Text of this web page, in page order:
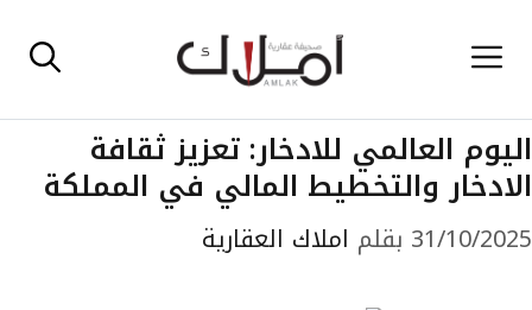
إلى القائمة
اليوم العالمي للادخار: تعزيز ثقافة
الادخار والتخطيط المالي في المملكة
31/10/2025 بقلم املاك العقارية